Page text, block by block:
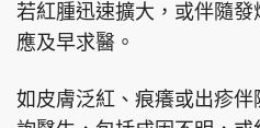
若紅腫迅速擴大，或伴隨發
應及早求醫。
如皮膚泛紅、痕癢或出疹